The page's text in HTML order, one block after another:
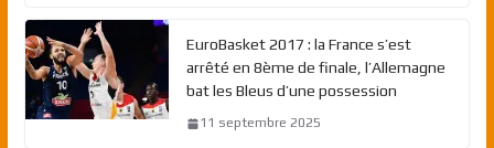
EuroBasket 2017 : la France s’est
arrêté en 8ème de finale, l’Allemagne
bat les Bleus d’une possession
11 septembre 2025